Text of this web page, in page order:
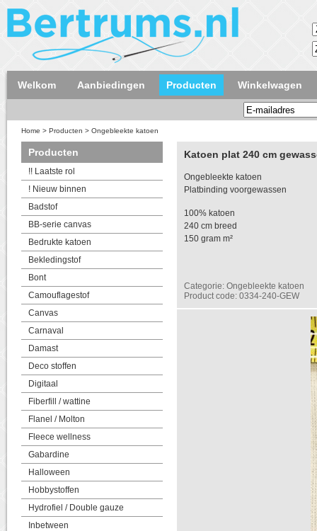
Welkom Aanbiedingen Producten Winkelwagen
Home > Producten > Ongebleekte katoen
Producten
!! Laatste rol
! Nieuw binnen
Badstof
BB-serie canvas
Bedrukte katoen
Bekledingstof
Bont
Camouflagestof
Canvas
Carnaval
Damast
Deco stoffen
Digitaal
Fiberfill / wattine
Flanel / Molton
Fleece wellness
Gabardine
Halloween
Hobbystoffen
Hydrofiel / Double gauze
Inbetween
Katoen plat 240 cm
Ongebleekte katoen
Platbinding voorgewassen
100% katoen
240 cm breed
150 gram m²
Categorie: Ongebleekte katoen
Product code: 0334-240-GEW